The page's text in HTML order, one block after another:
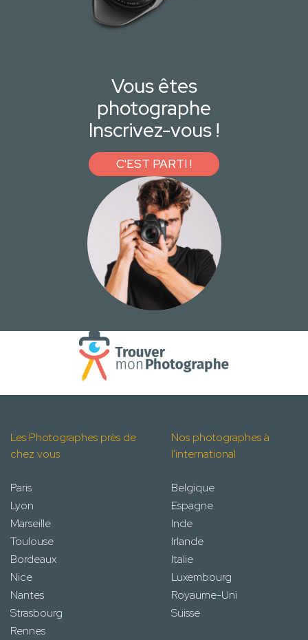
Vous êtes
photographe
Inscrivez-vous !
C'EST PARTI !
Les Photographes près de
chez vous
Paris
Lyon
Marseille
Toulouse
Bordeaux
Nice
Nantes
Strasbourg
Rennes
Nos photographes à
l'international
Belgique
Espagne
Inde
Irlande
Italie
Luxembourg
Royaume-Uni
Suisse